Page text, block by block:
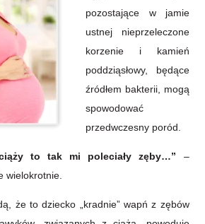
pozostające w jamie
ustnej nieprzeleczone
korzenie i kamień
poddziąsłowy, będące
źródłem bakterii, mogą
spowodować
przedwczesny poród.
to tak mi poleciały zęby…” –
wielokrotnie.
że to dziecko „kradnie” wapń z zębów